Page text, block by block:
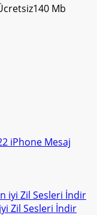
140 Mb
iPhone Mesaj
Zil Sesleri İndir